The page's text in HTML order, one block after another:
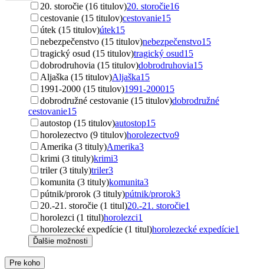
20. storočie (16 titulov)20. storočie16
cestovanie (15 titulov)cestovanie15
útek (15 titulov)útek15
nebezpečenstvo (15 titulov)nebezpečenstvo15
tragický osud (15 titulov)tragický osud15
dobrodruhovia (15 titulov)dobrodruhovia15
Aljaška (15 titulov)Aljaška15
1991-2000 (15 titulov)1991-200015
dobrodružné cestovanie (15 titulov)dobrodružné
cestovanie15
autostop (15 titulov)autostop15
horolezectvo (9 titulov)horolezectvo9
Amerika (3 tituly)Amerika3
krimi (3 tituly)krimi3
triler (3 tituly)triler3
komunita (3 tituly)komunita3
pútnik/prorok (3 tituly)pútnik/prorok3
20.-21. storočie (1 titul)20.-21. storočie1
horolezci (1 titul)horolezci1
horolezecké expedície (1 titul)horolezecké expedície1
Ďalšie možnosti
Pre koho